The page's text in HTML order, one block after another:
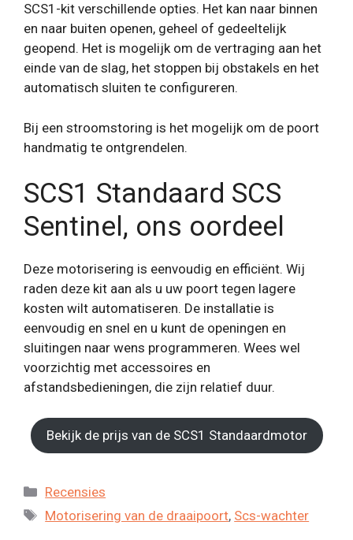
SCS1-kit verschillende opties. Het kan naar binnen
en naar buiten openen, geheel of gedeeltelijk
geopend. Het is mogelijk om de vertraging aan het
einde van de slag, het stoppen bij obstakels en het
automatisch sluiten te configureren.
Bij een stroomstoring is het mogelijk om de poort
handmatig te ontgrendelen.
SCS1 Standaard SCS
Sentinel, ons oordeel
Deze motorisering is eenvoudig en efficiënt. Wij
raden deze kit aan als u uw poort tegen lagere
kosten wilt automatiseren. De installatie is
eenvoudig en snel en u kunt de openingen en
sluitingen naar wens programmeren. Wees wel
voorzichtig met accessoires en
afstandsbedieningen, die zijn relatief duur.
Bekijk de prijs van de SCS1 Standaardmotor
Categorieën
Recensies
Tags
Motorisering van de draaipoort, Scs-wachter